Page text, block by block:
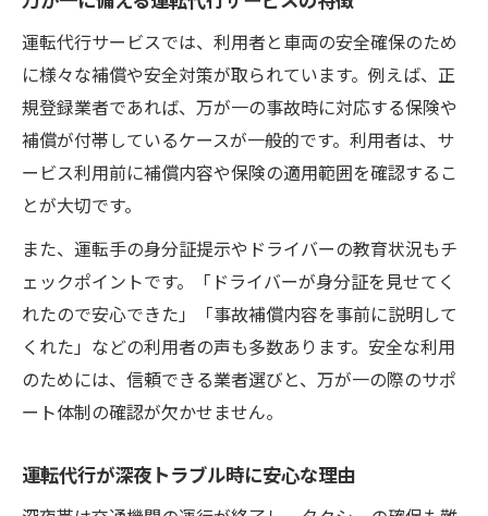
運転代行サービスでは、利用者と車両の安全確保のため
に様々な補償や安全対策が取られています。例えば、正
規登録業者であれば、万が一の事故時に対応する保険や
補償が付帯しているケースが一般的です。利用者は、サ
ービス利用前に補償内容や保険の適用範囲を確認するこ
とが大切です。
また、運転手の身分証提示やドライバーの教育状況もチ
ェックポイントです。「ドライバーが身分証を見せてく
れたので安心できた」「事故補償内容を事前に説明して
くれた」などの利用者の声も多数あります。安全な利用
のためには、信頼できる業者選びと、万が一の際のサポ
ート体制の確認が欠かせません。
運転代行が深夜トラブル時に安心な理由